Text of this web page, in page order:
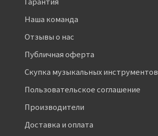
Наша команда
Отзывы о нас
Публичная оферта
Скупка музыкальных инструментов
Пользовательское соглашение
Производители
Доставка и оплата